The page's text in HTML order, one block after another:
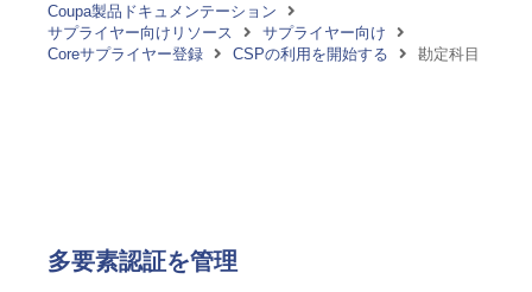
Coupa製品ドキュメンテーション
サプライヤー向けリソース
サプライヤー向け
Coreサプライヤー登録
CSPの利用を開始する 勘定科目
多要素認証を管理